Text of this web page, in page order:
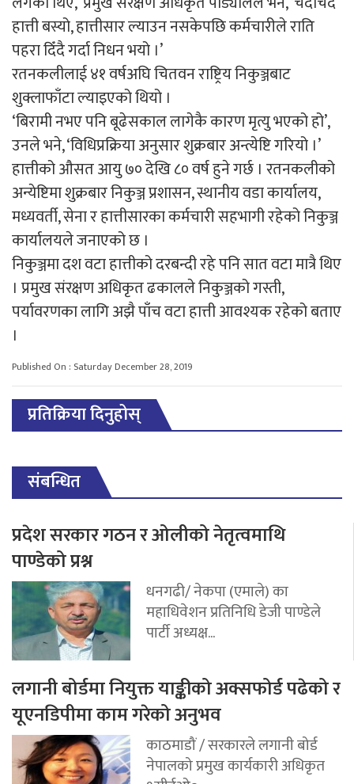
हात्ती बस्यो, हात्तीसार ल्याउन नसकेपछि कर्मचारीले राति
पहरा दिँदै गर्दा निधन भयो ।’
रतनकलीलाई ४१ वर्षअघि चितवन राष्ट्रिय निकुञ्जबाट
शुक्लाफाँटा ल्याइएको थियो ।
‘बिरामी नभए पनि बूढेसकाल लागेकै कारण मृत्यु भएको हो’,
उनले भने, ‘विधिप्रक्रिया अनुसार शुक्रबार अन्त्येष्टि गरियो ।’
हात्तीको औसत आयु ७० देखि ८० वर्ष हुने गर्छ । रतनकलीको
अन्येष्टिमा शुक्रबार निकुञ्ज प्रशासन, स्थानीय वडा कार्यालय,
मध्यवर्ती, सेना र हात्तीसारका कर्मचारी सहभागी रहेको निकुञ्ज
कार्यालयले जनाएको छ ।
निकुञ्जमा दश वटा हात्तीको दरबन्दी रहे पनि सात वटा मात्रै थिए
। प्रमुख संरक्षण अधिकृत ढकालले निकुञ्जको गस्ती,
पर्यावरणका लागि अझै पाँच वटा हात्ती आवश्यक रहेको बताए
।
Published On : Saturday December 28, 2019
प्रतिक्रिया दिनुहोस्
संबन्धित
प्रदेश सरकार गठन र ओलीको नेतृत्वमाथि
पाण्डेको प्रश्न
धनगढी/ नेकपा (एमाले) का
महाधिवेशन प्रतिनिधि डेजी पाण्डेले
पार्टी अध्यक्ष...
लगानी बोर्डमा नियुक्त याङ्कीको अक्सफोर्ड पढेको र
यूएनडिपीमा काम गरेको अनुभव
काठमाडौं / सरकारले लगानी बोर्ड
नेपालको प्रमुख कार्यकारी अधिकृत